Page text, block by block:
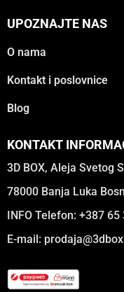
UPOZNAJTE NAS
O nama
Kontakt i poslovnice
Blog
KONTAKT
3D BOX, Aleja Svetog
78000 Banja Luka
INFO Telefon: +387 65
E-mail: